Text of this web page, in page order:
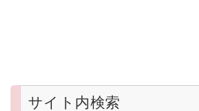
サイト内検索